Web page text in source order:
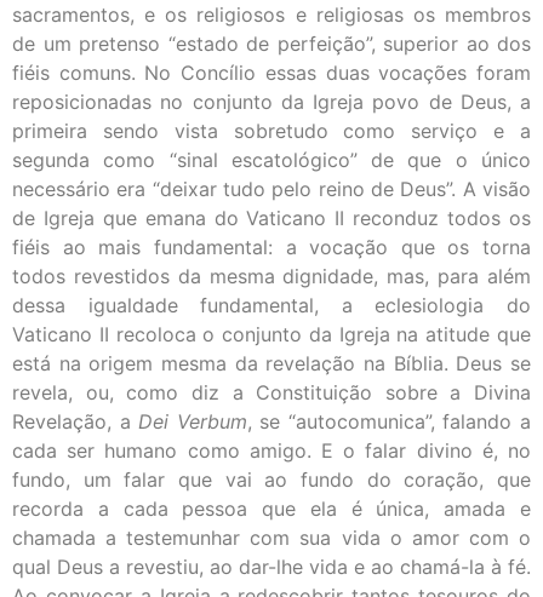
sacramentos, e os religiosos e religiosas os membros
de um pretenso “estado de perfeição”, superior ao dos
fiéis comuns. No Concílio essas duas vocações foram
reposicionadas no conjunto da Igreja povo de Deus, a
primeira sendo vista sobretudo como serviço e a
segunda como “sinal escatológico” de que o único
necessário era “deixar tudo pelo reino de Deus”. A visão
de Igreja que emana do Vaticano II reconduz todos os
fiéis ao mais fundamental: a vocação que os torna
todos revestidos da mesma dignidade, mas, para além
dessa igualdade fundamental, a eclesiologia do
Vaticano II recoloca o conjunto da Igreja na atitude que
está na origem mesma da revelação na Bíblia. Deus se
revela, ou, como diz a Constituição sobre a Divina
Revelação, a Dei Verbum, se “autocomunica”, falando a
cada ser humano como amigo. E o falar divino é, no
fundo, um falar que vai ao fundo do coração, que
recorda a cada pessoa que ela é única, amada e
chamada a testemunhar com sua vida o amor com o
qual Deus a revestiu, ao dar-lhe vida e ao chamá-la à fé.